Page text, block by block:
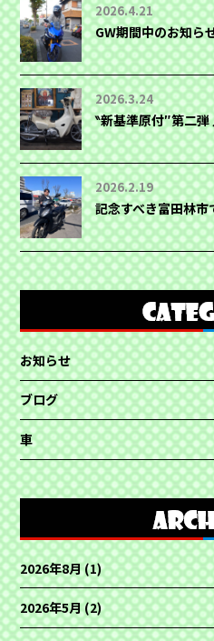
2026.4.21
GW期間中のお知
2026.3.24
‶新基準原付″第二
2026.2.19
記念すべき富田林
お知らせ
ブログ
車
2026年8月(1)
2026年5月(2)